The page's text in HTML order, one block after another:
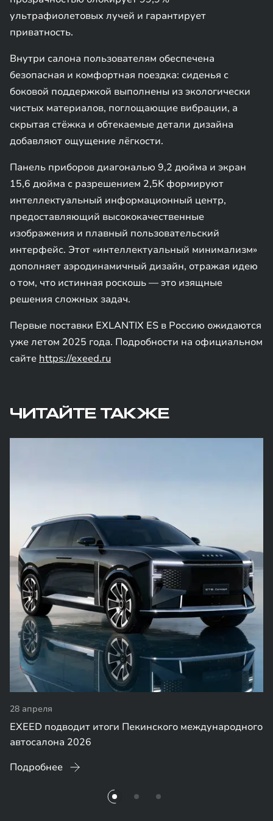
ультрафиолетовых лучей и гарантирует
приватность.
Внутри салона пользователям обеспечена
безопасная и комфортная поездка: сиденья с
боковой поддержкой выполнены из экологически
чистых материалов, поглощающие вибрации, а
скрытая стёжка и обтекаемые детали дизайна
добавляют ощущение лёгкости.
Панель приборов диагональю 9,2 дюйма и экран
15,6 дюйма с разрешением 2,5K формируют
интеллектуальный информационный центр,
предоставляющий высококачественные
изображения и плавный пользовательский
интерфейс. Этот «интеллектуальный минимализм»
дополняет аэродинамичный дизайн, отражая идею
о том, что истинная роскошь — это изящные
решения сложных задач.
Первые поставки EXLANTIX ES в Россию ожидаются
уже летом 2025 года. Подробности на официальном
сайте https://exeed.ru
ЧИТАЙТЕ ТАКЖЕ
28 апреля
EXEED подводит итоги Пекинского международного
автосалона 2026
Подробнее